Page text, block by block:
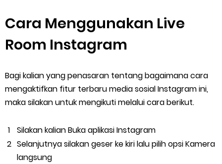
Cara Menggunakan Live
Room Instagram
Bagi kalian yang penasaran tentang bagaimana cara
mengaktifkan fitur terbaru media sosial Instagram ini,
maka silakan untuk mengikuti melalui cara berikut.
Silakan kalian Buka aplikasi Instagram
Selanjutnya silakan geser ke kiri lalu pilih opsi Kamera
langsung